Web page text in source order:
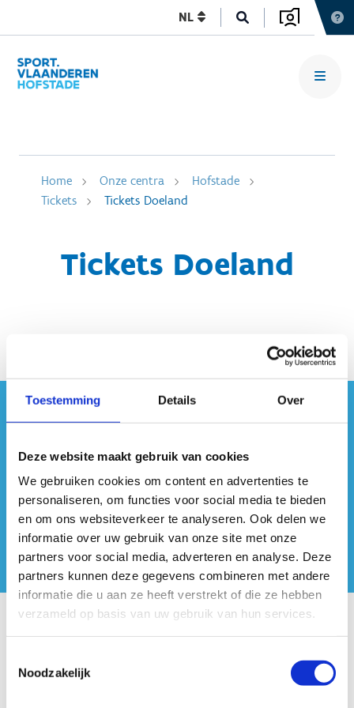
Toestemming Details Over
Deze website maakt gebruik van cookies
We gebruiken cookies om content en advertenties te
personaliseren, om functies voor social media te bieden
en om ons websiteverkeer te analyseren. Ook delen we
informatie over uw gebruik van onze site met onze
partners voor social media, adverteren en analyse. Deze
partners kunnen deze gegevens combineren met andere
informatie die u aan ze heeft verstrekt of die ze hebben
verzameld op basis van uw gebruik van hun services.
Noodzakelijk
NL
Home Onze centra
Hofstade
Tickets
Tickets Doeland
Tickets Doeland
#sportersbelevenmeer
ook op sociale media
Sport Vlaanderen Hoofdzetel